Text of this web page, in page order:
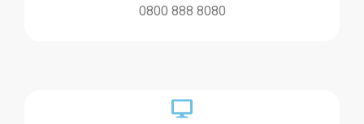
0800 888 8080